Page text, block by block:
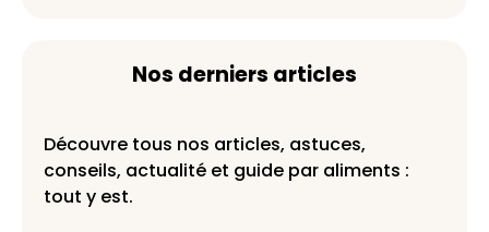
Nos derniers articles
Découvre tous nos articles, astuces,
conseils, actualité et guide par aliments :
tout y est.